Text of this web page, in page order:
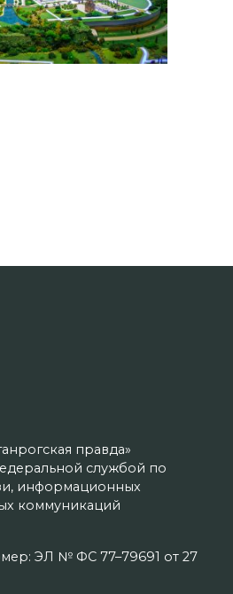
правда»
службой по
информационных
коммуникаций
ЭЛ № ФС 77–79691 от 27